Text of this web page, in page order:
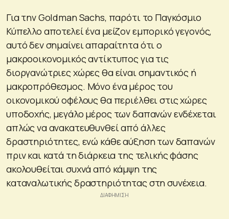
Για την Goldman Sachs, παρότι το Παγκόσμιο
Κύπελλο αποτελεί ένα μείζον εμπορικό γεγονός,
αυτό δεν σημαίνει απαραίτητα ότι ο
μακροοικονομικός αντίκτυπος για τις
διοργανώτριες χώρες θα είναι σημαντικός ή
μακροπρόθεσμος. Μόνο ένα μέρος του
οικονομικού οφέλους θα περιέλθει στις χώρες
υποδοχής, μεγάλο μέρος των δαπανών ενδέχεται
απλώς να ανακατευθυνθεί από άλλες
δραστηριότητες, ενώ κάθε αύξηση των δαπανών
πριν και κατά τη διάρκεια της τελικής φάσης
ακολουθείται συχνά από κάμψη της
καταναλωτικής δραστηριότητας στη συνέχεια.